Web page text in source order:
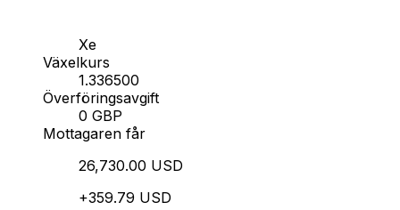
Xe
Växelkurs
1.336500
Överföringsavgift
0 GBP
Mottagaren får
26,730.00 USD
+359.79 USD